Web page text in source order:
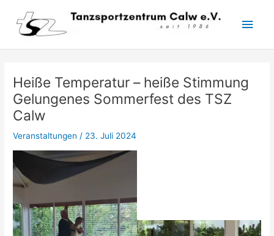
Inhalt
springen
Heiße Temperatur – heiße Stimmung
Gelungenes Sommerfest des TSZ
Calw
Veranstaltungen / 23. Juli 2024